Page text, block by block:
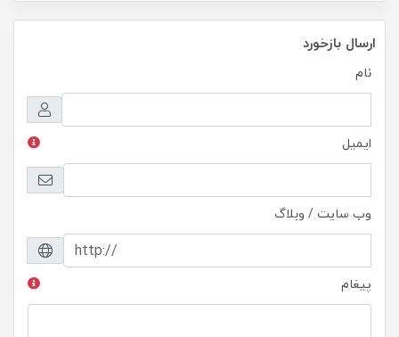
ارسال بازخورد
نام
ایمیل
وب سایت / وبلاگ
پیغام